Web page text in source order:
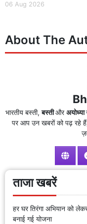
06 Aug 2026
About The
भारतीय बस्ती,बस्तीऔरअयोध्या
पर आप उन खबरों को पढ़ रहे हैं,
ताजा खबरें
हर घर तिरंगा अभियान को
बनाई गई योजना